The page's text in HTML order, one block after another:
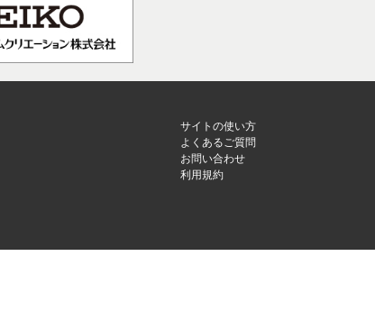
サイトの使い方
よくあるご質問
お問い合わせ
利用規約